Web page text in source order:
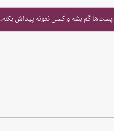
پست‌ها گم بشه و کسی نتونه پیداش بکنه.